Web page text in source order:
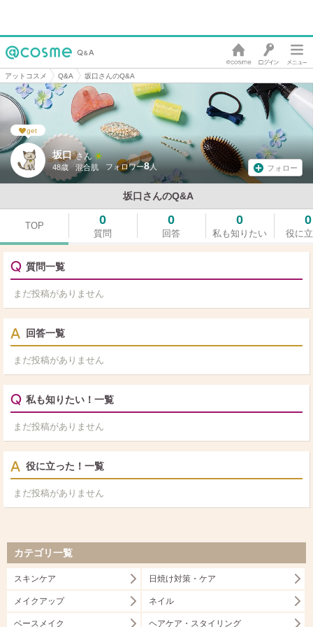
アットコスメ Q&A 坂口さんのQ&A
坂口 さん
48歳 混合肌 8 フォロー
坂口さんのQ&A
get
TOP 0
質問
0
回答
0
私も知りたい
0
役に
質問一覧
まだ投稿がありません
回答一覧
まだ投稿がありません
私も知りたい！一覧
まだ投稿がありません
役に立った！一覧
まだ投稿がありません
カテゴリ一覧
スキンケア 日焼け対策・ケア
メイクアップ ネイル
ベースメイク ヘアケア・スタイリング